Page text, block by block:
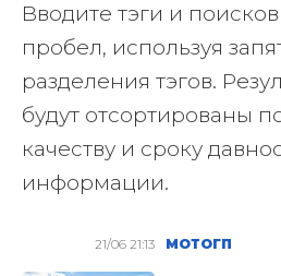
Вводите тэги и
пробел, используя
разделения тэгов.
будут отсортированы
качеству и сроку
информации.
21/06 21:13 МОТОГП